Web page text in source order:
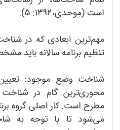
است (موحدی،1392: 5).
مهم‌ترین ابعادی که در
تنظیم برنامه سالانه باید
شناخت وضع موجود:
محوری‌ترین گام در شناخت
مطرح است. کار اصلی گروه
می‌شود تا با توجه به